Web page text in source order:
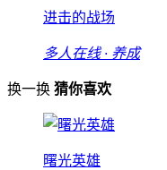
进击的战场
多人在线 · 养成
换一换 猜你喜欢
曙光英雄